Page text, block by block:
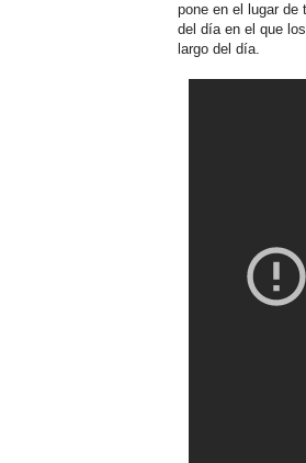
pone en el lugar de
del día en el que
largo del día.